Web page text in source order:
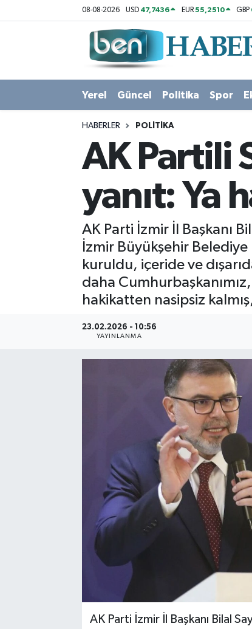
08-08-2026 USD 47,7436 EUR55,2510 GBP
Yerel Güncel Politika Spor
HABERLER POLITIKA
AK Partili
yanıt: Ya
AK Parti İzmir İl Başkanı
İzmir Büyükşehir Belediye
kuruldu, içeride ve
daha
hakikatten nasipsiz
23.02.2026 - 10:56
YAYINLANMA
AK Parti İzmir İl Başkanı Bilal
Politika
Kültür Sanat
Resmi Reklam
Röportajlar
Hava Durumu
Süper Lig Puan Durumu ve Fikstür
Son Dakika Haberleri
Haber Arşivi